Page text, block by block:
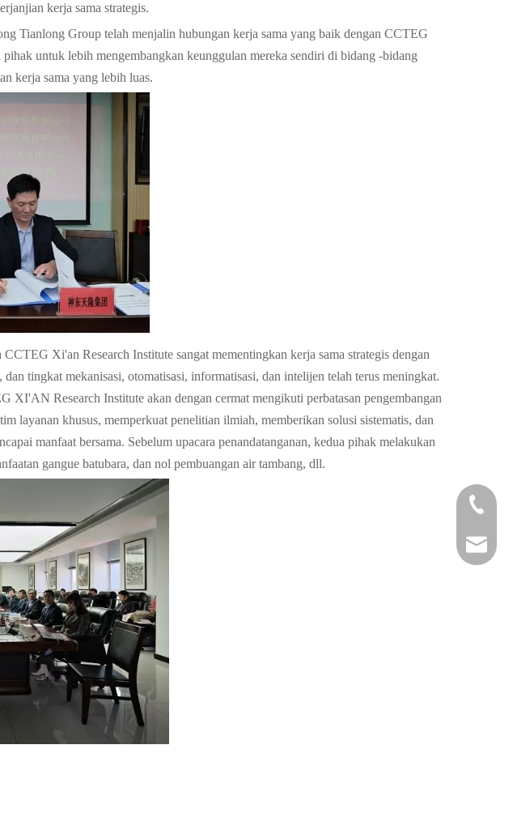
kerja sama strategis.
Tianlong Group telah menjalin hubungan kerja sama yang baik dengan CCTEG
untuk lebih mengembangkan keunggulan mereka sendiri di bidang -bidang
kerja sama yang lebih luas.
Xi'an Research Institute sangat mementingkan kerja sama strategis dengan
tingkat mekanisasi, otomatisasi, informatisasi, dan intelijen telah terus meningkat.
XI'AN Research Institute akan dengan cermat mengikuti perbatasan pengembangan
layanan khusus, memperkuat penelitian ilmiah, memberikan solusi sistematis, dan
manfaat bersama. Sebelum upacara penandatanganan, kedua pihak melakukan
gangue batubara, dan nol pembuangan air tambang, dll.
+86-
+86-